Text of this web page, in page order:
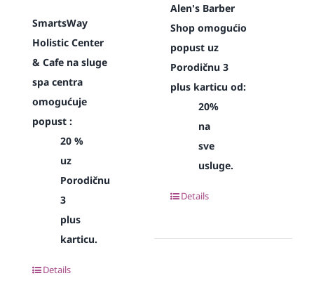
SmartsWay
Holistic Center
& Cafe na sluge
spa centra
omogućuje
popust :
20 %
uz
Porodičnu
3
plus
karticu.
Details
Alen's Barber
Shop omogućio
popust uz
Porodičnu 3
plus karticu od:
20%
na
sve
usluge.
Details